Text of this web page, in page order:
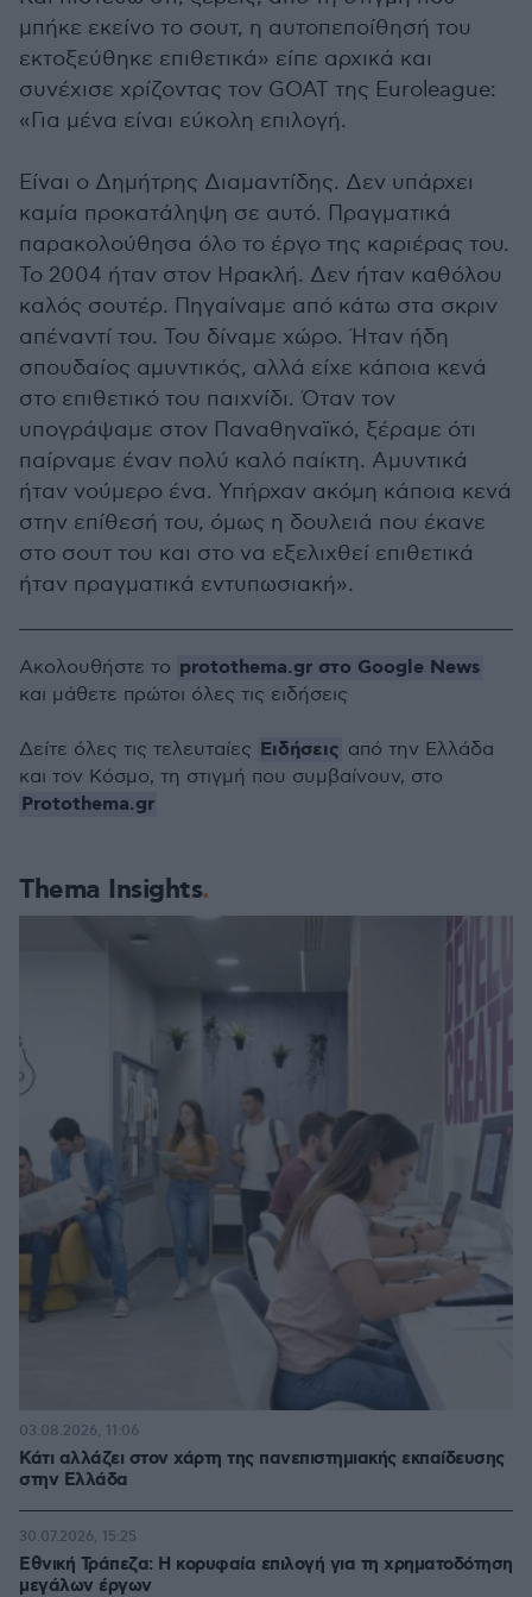
μπήκε εκείνο το σουτ, η αυτοπεποίθησή του
εκτοξεύθηκε επιθετικά» είπε αρχικά και
συνέχισε χρίζοντας τον GOAT της Euroleague:
«Για μένα είναι εύκολη επιλογή.
Είναι ο Δημήτρης Διαμαντίδης. Δεν υπάρχει
καμία προκατάληψη σε αυτό. Πραγματικά
παρακολούθησα όλο το έργο της καριέρας του.
Το 2004 ήταν στον Ηρακλή. Δεν ήταν καθόλου
καλός σουτέρ. Πηγαίναμε από κάτω στα σκριν
απέναντί του. Του δίναμε χώρο. Ήταν ήδη
σπουδαίος αμυντικός, αλλά είχε κάποια κενά
στο επιθετικό του παιχνίδι. Όταν τον
υπογράψαμε στον Παναθηναϊκό, ξέραμε ότι
παίρναμε έναν πολύ καλό παίκτη. Αμυντικά
ήταν νούμερο ένα. Υπήρχαν ακόμη κάποια κενά
στην επίθεσή του, όμως η δουλειά που έκανε
στο σουτ του και στο να εξελιχθεί επιθετικά
ήταν πραγματικά εντυπωσιακή».
Thema Insights
Κάτι αλλάζει στον χάρτη της πανεπιστημιακής εκπαίδευσης
στην Ελλάδα
03.08.2026, 11:06
Εθνική Τράπεζα: Η κορυφαία επιλογή για τη χρηματοδότηση
μεγάλων έργων
30.07.2026, 15:25
Ακολουθήστε το protothema.gr στο Google News
και μάθετε πρώτοι όλες τις ειδήσεις
Δείτε όλες τις τελευταίες Ειδήσεις από την Ελλάδα
και τον Κόσμο, τη στιγμή που συμβαίνουν, στο
Protothema.gr